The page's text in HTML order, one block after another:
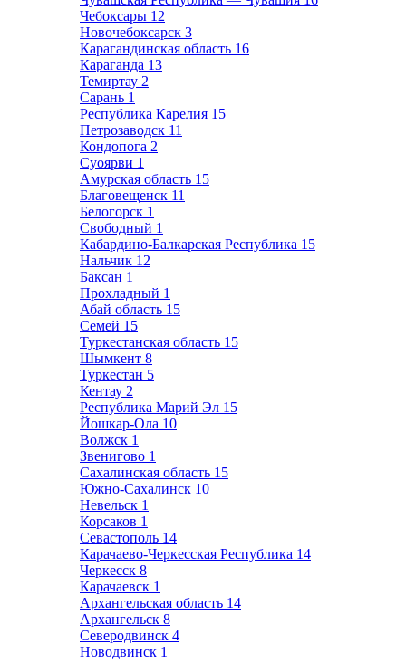
Чебоксары 12
Новочебоксарск 3
Карагандинская область 16
Караганда 13
Темиртау 2
Сарань 1
Республика Карелия 15
Петрозаводск 11
Кондопога 2
Суоярви 1
Амурская область 15
Благовещенск 11
Белогорск 1
Свободный 1
Кабардино-Балкарская Республика 15
Нальчик 12
Баксан 1
Прохладный 1
Абай область 15
Семей 15
Туркестанская область 15
Шымкент 8
Туркестан 5
Кентау 2
Республика Марий Эл 15
Йошкар-Ола 10
Волжск 1
Звенигово 1
Сахалинская область 15
Южно-Сахалинск 10
Невельск 1
Корсаков 1
Севастополь 14
Карачаево-Черкесская Республика 14
Черкесск 8
Карачаевск 1
Архангельская область 14
Архангельск 8
Северодвинск 4
Новодвинск 1